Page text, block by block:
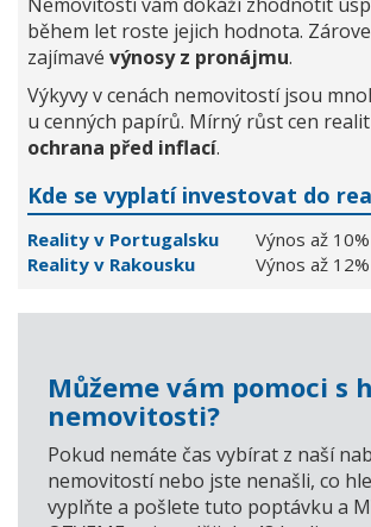
během let roste jejich hodnota.
zajímavé výnosy z pronájmu.
Výkyvy v cenách nemovitostí jsou
u cenných papírů. Mírný růst cen
ochrana před inflací.
Kde se vyplatí investovat do
Reality v Portugalsku
Výnos až
Reality v Rakousku
Výnos až
Můžeme vám pomoci s
nemovitosti?
Pokud nemáte čas vybírat z naší
nemovitostí nebo jste nenašli, co
vyplňte a pošlete tuto poptávku a